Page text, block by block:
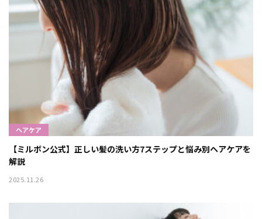
ヘアケア
【ミルボン公式】正しい髪の洗い方7ステップと悩み別ヘアケアを
解説
2025.11.26